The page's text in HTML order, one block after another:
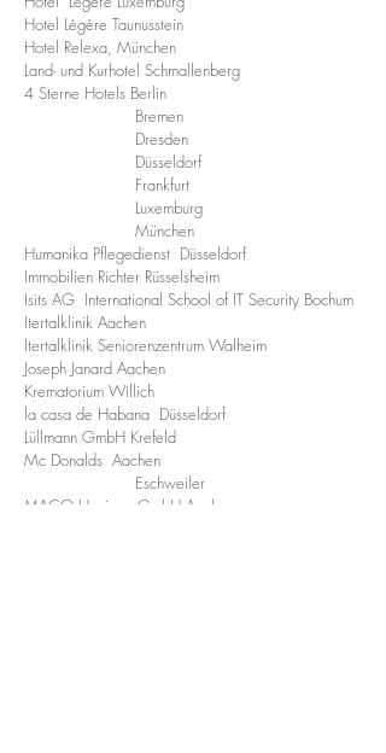
Hotel Légère Taunusstein
Hotel Relexa, München
Land- und Kurhotel Schmallenberg
4 Sterne Hotels Berlin
Bremen
Dresden
Düsseldorf
Frankfurt
Luxemburg
München
Humanika Pflegedienst Düsseldorf
Immobilien Richter Rüsselsheim
Isits AG International School of IT Security Bochum
Itertalklinik Aachen
Itertalklinik Seniorenzentrum Walheim
Joseph Janard Aachen
Krematorium Willich
la casa de Habana Düsseldorf
Lüllmann GmbH Krefeld
Mc Donalds Aachen
Eschweiler
MACO Hygiene GmbH Aachen